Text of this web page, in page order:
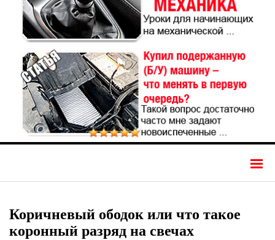
Коричневый ободок или что такое
коронный разряд на свечах